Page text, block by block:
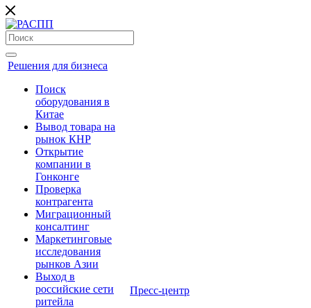
Решения для бизнеса
Поиск
оборудования в
Китае
Вывод товара на
рынок КНР
Открытие
компании в
Гонконге
Проверка
контрагента
Миграционный
консалтинг
Маркетинговые
исследования
рынков Азии
Выход в
российские сети
ритейла
Пресс-центр